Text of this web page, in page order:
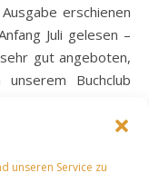
unseren Service zu
erschienen
Juli gelesen –
gut angeboten,
Buchclub
Liu könnten beide